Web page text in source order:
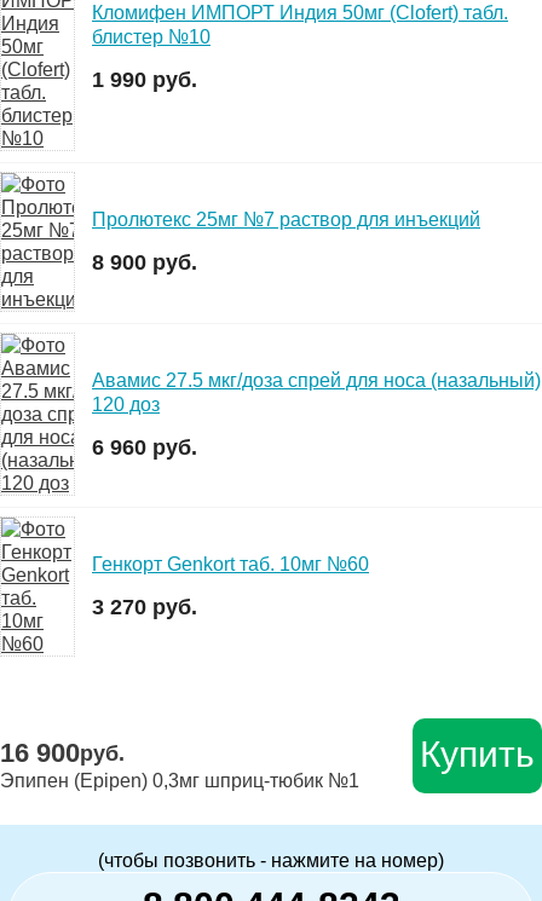
Кломифен ИМПОРТ Индия 50мг (Clofert) табл.
блистер №10
1 990 руб.
Пролютекс 25мг №7 раствор для инъекций
8 900 руб.
Авамис 27.5 мкг/доза спрей для носа (назальный)
120 доз
6 960 руб.
Генкорт Genkort таб. 10мг №60
3 270 руб.
16 900руб.
Эпипен (Epipen) 0,3мг шприц-тюбик №1
Купить
(чтобы позвонить - нажмите на номер)